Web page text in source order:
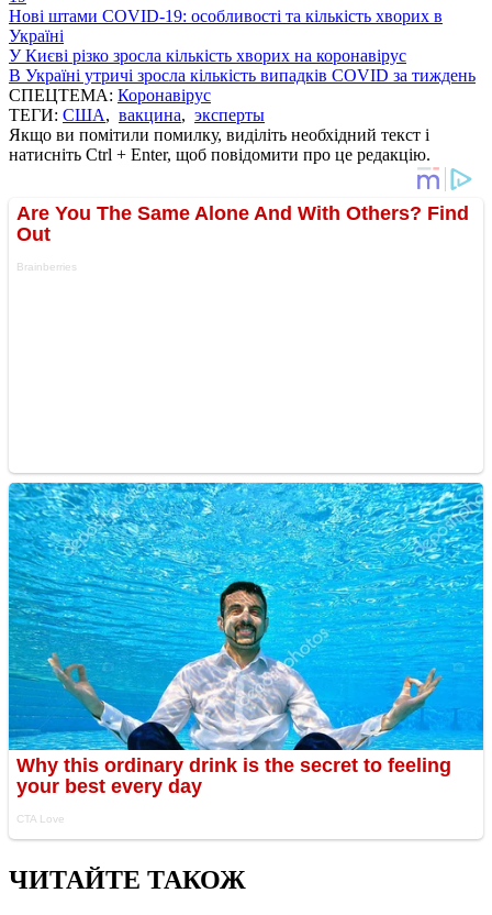
Нові штами COVID-19: особливості та кількість хворих в
Україні
У Києві різко зросла кількість хворих на коронавірус
В Україні утричі зросла кількість випадків COVID за тиждень
СПЕЦТЕМА: Коронавірус
ТЕГИ: США, вакцина, эксперты
Якщо ви помітили помилку, виділіть необхідний текст і
натисніть Ctrl + Enter, щоб повідомити про це редакцію.
ЧИТАЙТЕ ТАКОЖ